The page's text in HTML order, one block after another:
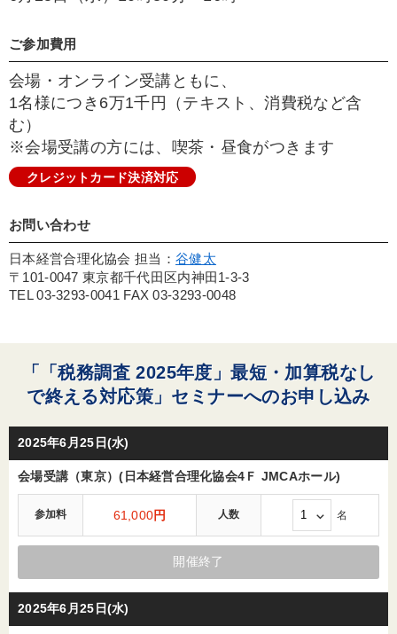
ご参加費用
会場・オンライン受講ともに、
1名様につき6万1千円（テキスト、消費税など含
む）
※会場受講の方には、喫茶・昼食がつきます
クレジットカード決済対応
お問い合わせ
日本経営合理化協会 担当：谷健太
〒101-0047 東京都千代田区内神田1-3-3
TEL 03-3293-0041 FAX 03-3293-0048
「「税務調査 2025年度」最短・加算税なし
で終える対応策」セミナーへのお申し込み
2025年6月25日(水)
会場受講（東京）(日本経営合理化協会4Ｆ JMCAホール)
参加料 61,000円 人数 名
開催終了
2025年6月25日(水)